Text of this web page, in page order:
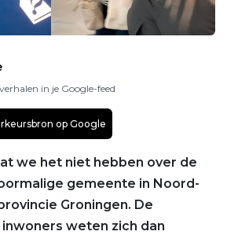
in je Google-feed
op Google
we het niet hebben over de
gemeente in Noord-
Groningen. De
weten zich dan